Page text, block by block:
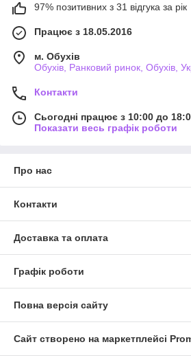
97% позитивних з 31 відгука за рік
Працює з 18.05.2016
м. Обухів
Обухів, Ранковий ринок, Обухів,
Контакти
Сьогодні працює з 10:00 до
Показати весь графік роботи
Про нас
Контакти
Доставка та оплата
Графік роботи
Повна версія сайту
Сайт створено на маркетплейсі